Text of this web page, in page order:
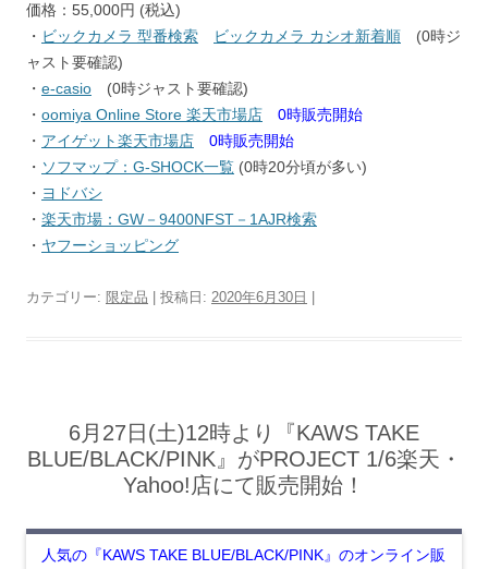
価格：55,000円 (税込)
・ ビックカメラ 型番検索 ビックカメラ カシオ新着順 (0時ジ
ャスト要確認)
・ e-casio (0時ジャスト要確認)
・ oomiya Online Store 楽天市場店
0時販売開始
・ アイゲット楽天市場店
0時販売開始
・ ソフマップ：G-SHOCK一覧 (0時20分頃が多い)
・ ヨドバシ
・ 楽天市場：GW－9400NFST－1AJR検索
・ ヤフーショッピング
カテゴリー: 限定品 | 投稿日: 2020年6月30日
6月27日(土)12時より『KAWS TAKE
BLUE/BLACK/PINK』がPROJECT 1/6楽天・
Yahoo!店にて販売開始！
人気の『KAWS TAKE BLUE/BLACK/PINK』のオンライン販